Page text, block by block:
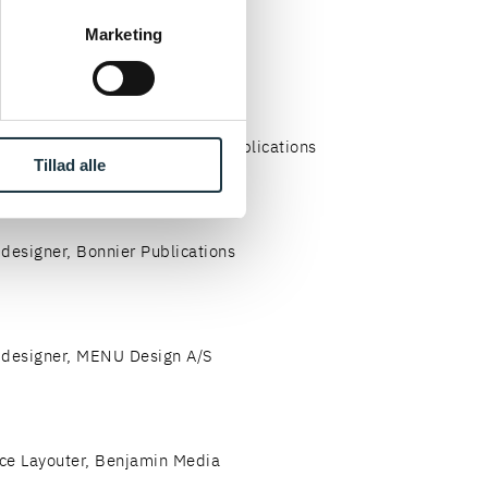
Marketing
Tillad alle
designer, Aller Media
designer, freelance, Bonnier Publications
Bonnier Publications
MENU Design A/S
Layouter, Benjamin Media